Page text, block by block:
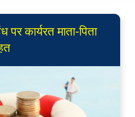
कार्यरत माता-पिता